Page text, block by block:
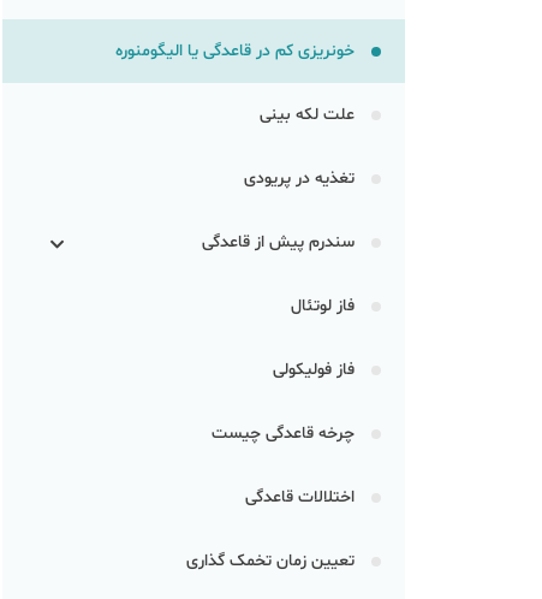
خونریزی کم در قاعدگی یا الیگومنوره
علت لکه بینی
تغذیه در پریودی
سندرم پیش از قاعدگی
فاز لوتئال
فاز فولیکولی
چرخه قاعدگی چیست
اختلالات قاعدگی
تعیین زمان تخمک گذاری